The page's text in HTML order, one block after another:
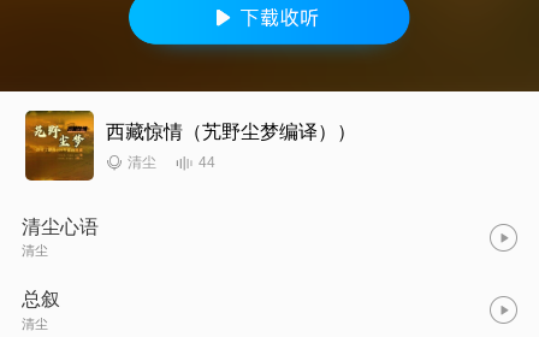
西藏惊情（艽野尘梦编译））
清尘 44
清尘心语
清尘
总叙
清尘